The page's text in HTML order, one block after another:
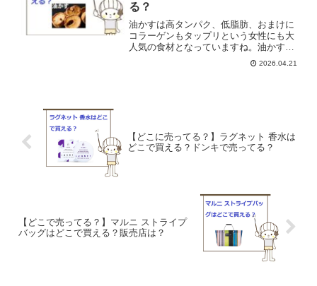
る？
油かすは高タンパク、低脂肪、おまけに
コラーゲンもタップリという女性にも大
人気の食材となっていますね。油かすは
どこで売ってる？業務スーパーで買え
る？そこで今回は油かすの売ってる場所
2026.04.21
【どこに売ってる？】ラグネット 香水は
どこで買える？ドンキで売ってる？
【どこで売ってる？】マルニ ストライプ
バッグはどこで買える？販売店は？